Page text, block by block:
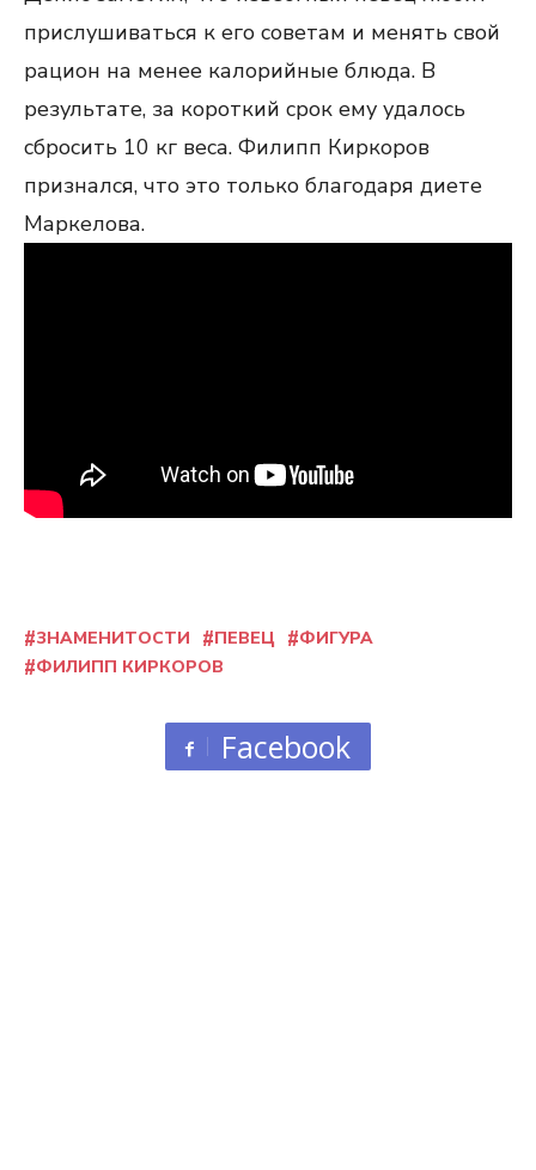
прислушиваться к его советам и менять свой
рацион на менее калорийные блюда. В
результате, за короткий срок ему удалось
сбросить 10 кг веса. Филипп Киркоров
признался, что это только благодаря диете
Маркелова.
ЗНАМЕНИТОСТИ ПЕВЕЦ
ФИГУРА
ФИЛИПП КИРКОРОВ
Facebook